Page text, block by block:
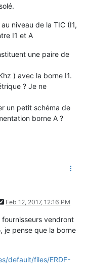
niveau de la TIC (I1,
I1 et A
une paire de
) avec la borne I1.
? Je ne
un petit schéma de
borne A ?
Feb 12, 2017, 12:16 PM
fournisseurs vendront
je pense que la borne
default/files/ERDF-